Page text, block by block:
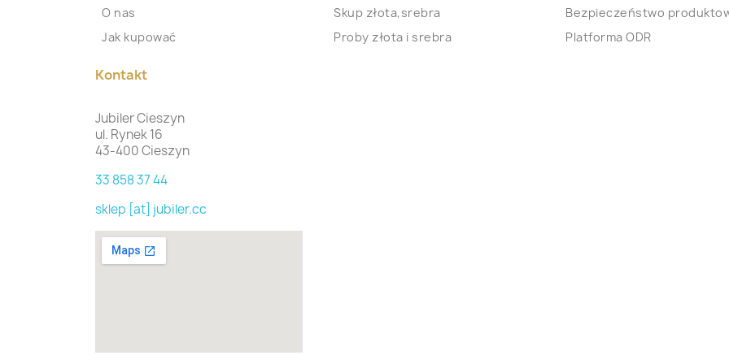
O nas
Jak kupować
Skup złota,srebra
Proby złota i srebra
Bezpieczeństwo
Platforma ODR
Kontakt
Jubiler Cieszyn
ul. Rynek 16
43-400 Cieszyn
33 858 37 44
sklep [at] jubiler.cc